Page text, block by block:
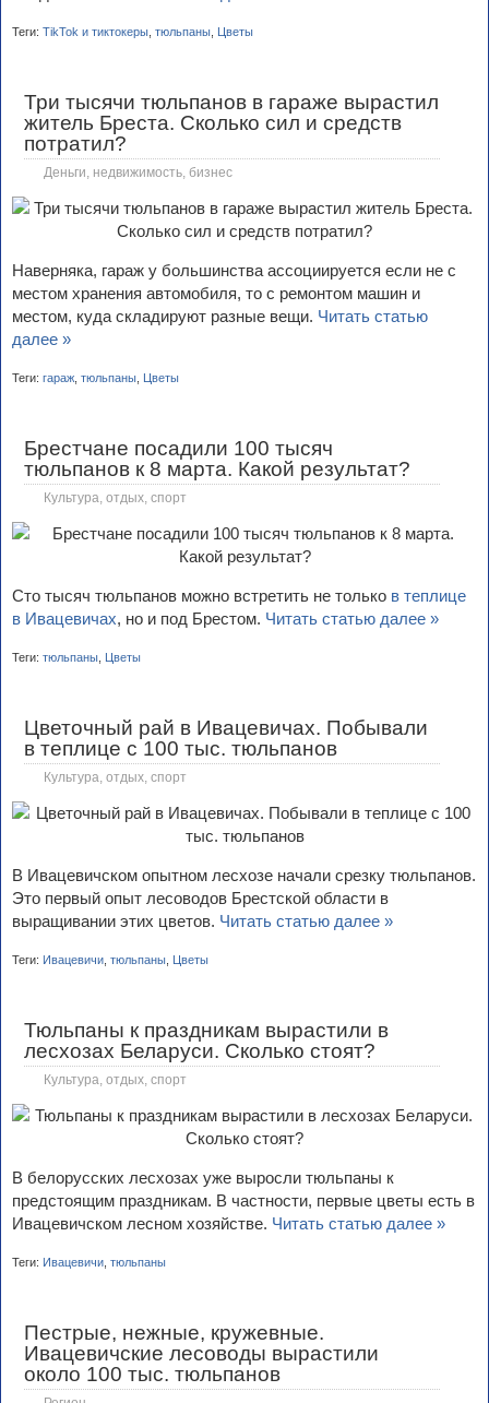
Теги: TikTok и тиктокеры тюльпаны Цветы
Три тысячи тюльпанов в гараже вырастил
житель Бреста. Сколько сил и средств
потратил?
Деньги, недвижимость, бизнес
Наверняка, гараж у большинства ассоциируется если не с
местом хранения автомобиля, то с ремонтом машин и
местом, куда складируют разные вещи. Читать статью
далее »
Теги: гараж тюльпаны Цветы
Брестчане посадили 100 тысяч
тюльпанов к 8 марта. Какой результат?
Культура, отдых, спорт
Сто тысяч тюльпанов можно встретить не только в теплице
в Ивацевичах, но и под Брестом. Читать статью далее »
Теги: тюльпаны Цветы
Цветочный рай в Ивацевичах. Побывали
в теплице с 100 тыс. тюльпанов
Культура, отдых, спорт
В Ивацевичском опытном лесхозе начали срезку тюльпанов.
Это первый опыт лесоводов Брестской области в
выращивании этих цветов. Читать статью далее »
Теги: Ивацевичи тюльпаны Цветы
Тюльпаны к праздникам вырастили в
лесхозах Беларуси. Сколько стоят?
Культура, отдых, спорт
В белорусских лесхозах уже выросли тюльпаны к
предстоящим праздникам. В частности, первые цветы есть в
Ивацевичском лесном хозяйстве. Читать статью далее »
Теги: Ивацевичи тюльпаны
Пестрые, нежные, кружевные.
Ивацевичские лесоводы вырастили
около 100 тыс. тюльпанов